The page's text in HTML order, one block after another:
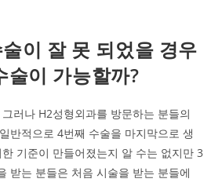
이 잘 못 되었을 경우
술이 가능할까?
러나 H2성형외과를 방문하는 분들의
반적으로 4번째 수술을 마지막으로 생
기준이 만들어졌는지 알 수는 없지만 3
받는 분들은 처음 시술을 받는 분들에